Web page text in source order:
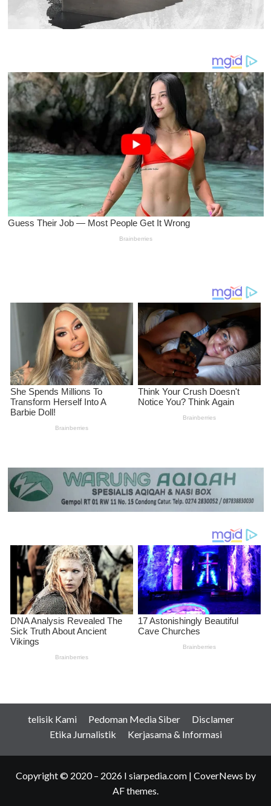
telisik Kami Pedoman Media Siber
Disclamer
Etika Jurnalistik
Kerjasama & Informasi
Copyright © 2020 – 2026 I siarpedia.com | CoverNews by
AF themes.